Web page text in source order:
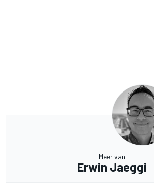
Meer van
Erwin Jaeggi